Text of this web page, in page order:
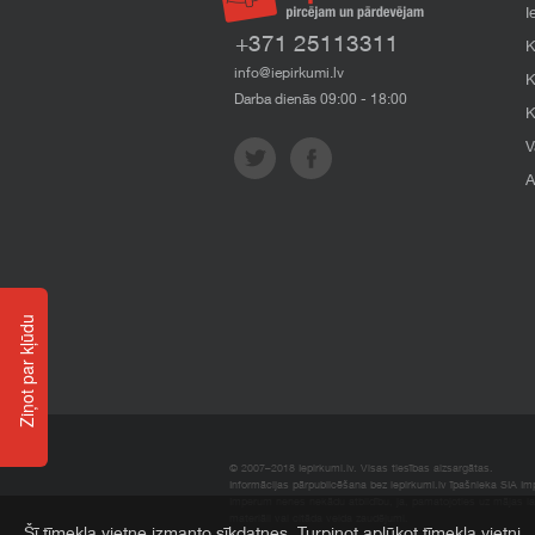
+371 25113311
info@iepirkumi.lv
Darba dienās 09:00 - 18:00
© 2007–2018 Iepirkumi.lv. Visas tiesības aizsargātas.
Informācijas pārpublicēšana bez iepirkumi.lv īpašnieka SIA
Ziņot par kļūdu